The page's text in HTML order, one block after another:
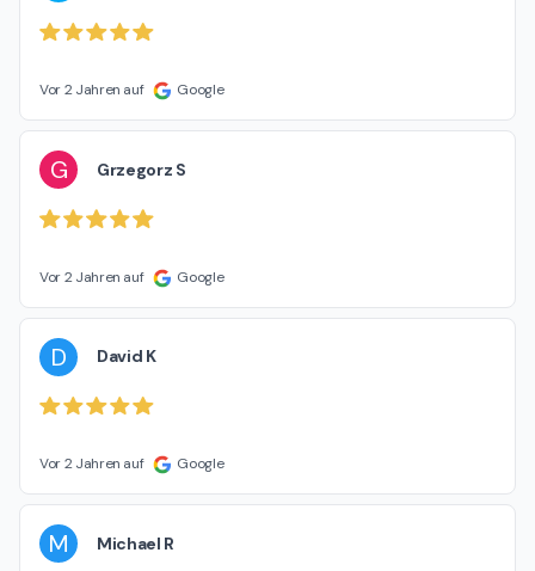
Vor 2 Jahren auf Google
G Grzegorz S
Vor 2 Jahren auf Google
D David K
Vor 2 Jahren auf Google
M Michael R